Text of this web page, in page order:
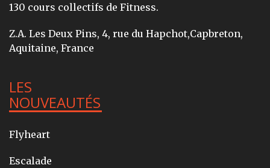
130 cours collectifs de Fitness.
Z.A. Les Deux Pins, 4, rue du Hapchot,Capbreton,
Aquitaine, France
LES
NOUVEAUTÉS
Flyheart
Escalade